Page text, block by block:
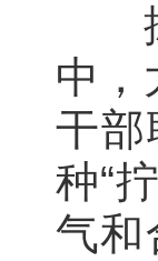
拔
中，
干部
种“
气和